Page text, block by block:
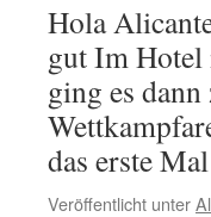
Hola
gut Im Hotel
ging es
das erste
Veröffentlicht unter